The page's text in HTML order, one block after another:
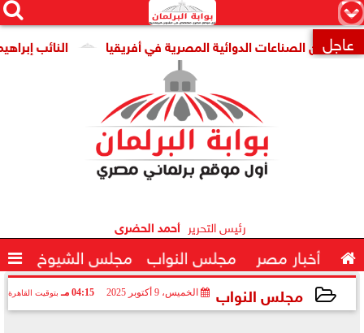
×


 عاجل النائب إبراهيم عيسى: تجاوز الصناعات الدوائية المصرية في أفريقيا
رئيس التحرير أحمد الحضرى
 أخبار مصر مجلس النواب مجلس الشيوخ 
مجلس النواب الخميس، 9 أكتوبر 2025 04:15 مـ بتوقيت القاهرة